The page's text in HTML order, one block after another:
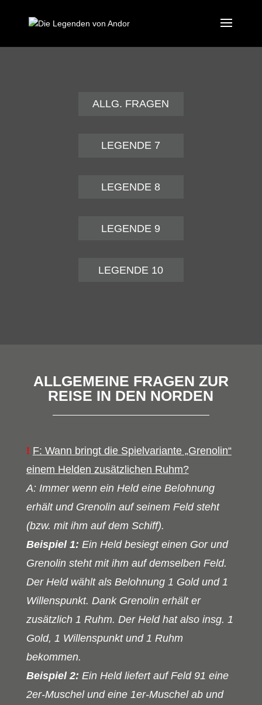
ALLG. FRAGEN
LEGENDE 7
LEGENDE 8
LEGENDE 9
LEGENDE 10
ALLGEMEINE FRAGEN ZUR
REISE IN DEN NORDEN
! F: Wann bringt die Spielvariante „Grenolin“
einem Helden zusätzlichen Ruhm?
A: Immer wenn ein Held eine Belohnung
erhält und Grenolin auf seinem Feld steht
(bzw. mit ihm auf dem Schiff).
Beispiel 1: Ein Held besiegt einen Gor und
Grenolin steht mit ihm auf demselben Feld.
Der Held wählt als Belohnung 1 Gold und 1
Willenspunkt. Dank Grenolin erhält er
zusätzlich 1 Ruhm. Der Held hat also insg. 1
Gold, 1 Willenspunkt und 1 Ruhm
bekommen.
Beispiel 2: Ein Held liefert auf Feld 91 eine
2er-Muschel und eine 1er-Muschel ab und